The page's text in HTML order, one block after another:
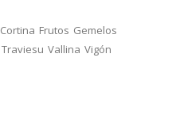
Cortina Frutos Gemelos
Traviesu Vallina Vigón